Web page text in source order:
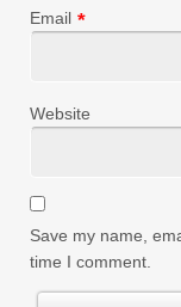
Email *
Website
Save my name,
time I comment.